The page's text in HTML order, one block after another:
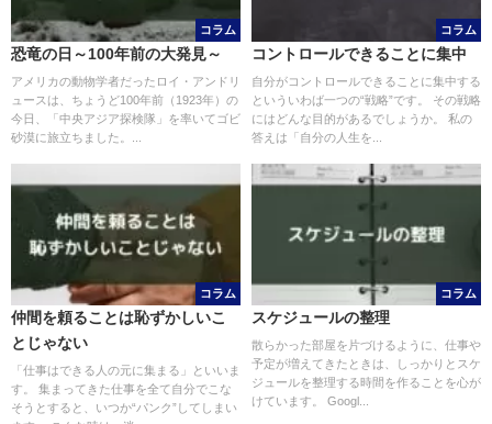
コラム
恐竜の日～100年前の大発見～
アメリカの動物学者だったロイ・アンドリ
ュースは、ちょうど100年前（1923年）の
今日、「中央アジア探検隊」を率いてゴビ
砂漠に旅立ちました。...
コラム
コントロールできることに集中
自分がコントロールできることに集中する
といういわば一つの“戦略”です。 その戦略
にはどんな目的があるでしょうか。 私の
答えは「自分の人生を...
コラム
仲間を頼ることは恥ずかしいこ
とじゃない
「仕事はできる人の元に集まる」といいま
す。 集まってきた仕事を全て自分でこな
そうとすると、いつか“パンク”してしまい
コラム
スケジュールの整理
散らかった部屋を片づけるように、仕事や
予定が増えてきたときは、しっかりとスケ
ジュールを整理する時間を作ることを心が
けています。 Googl...